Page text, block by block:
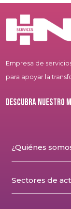
Empresa de
para apoyar la
Descubra nuestro
¿Quiénes
Sectores de